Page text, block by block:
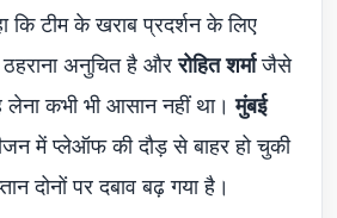
कि टीम के खराब प्रदर्शन के लिए
अनुचित है औररोहित शर्माजैसे
कभी भी आसान नहीं था।मुंबई
में प्लेऑफ की दौड़ से बाहर हो चुकी
दोनों पर दबाव बढ़ गया है।